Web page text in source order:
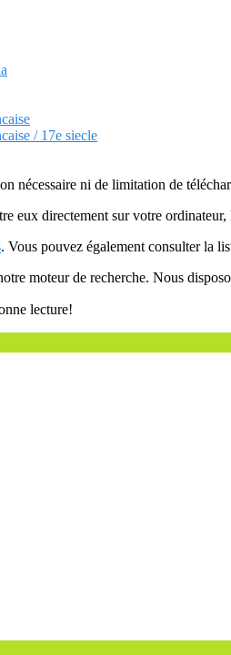
/ 17e siecle
nécessaire ni de limitation de
eux directement sur votre ordinateur,
. Vous pouvez également consulter la
moteur de recherche. Nous
lecture!